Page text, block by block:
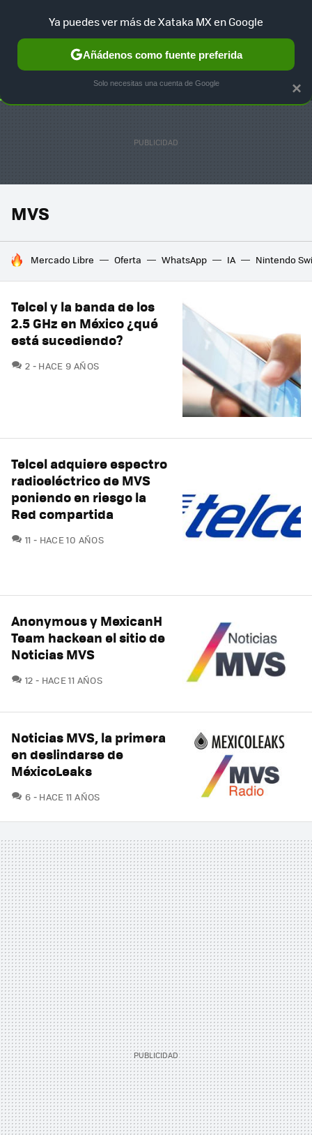
SELECCIÓN GAMING HOME AUTO TERRITORIO
MVS
HOY SE HABLA DE
Mercado Libre Oferta WhatsApp IA Nintendo
Telcel y la banda de los
2.5 GHz en México ¿qué
está sucediendo?
2 COMENTARIOS
HACE 9 AÑOS
Telcel adquiere espectro
radioeléctrico de MVS
poniendo en riesgo la
Red compartida
11 COMENTARIOS
HACE 10 AÑOS
Anonymous y MexicanH
Team hackean el sitio de
Noticias MVS
12 COMENTARIOS
HACE 11 AÑOS
Noticias MVS, la primera
en deslindarse de
MéxicoLeaks
6 COMENTARIOS
HACE 11 AÑOS
×
Ya puedes ver más de Xataka MX en Google
Añádenos como fuente preferida
Solo necesitas una cuenta de Google